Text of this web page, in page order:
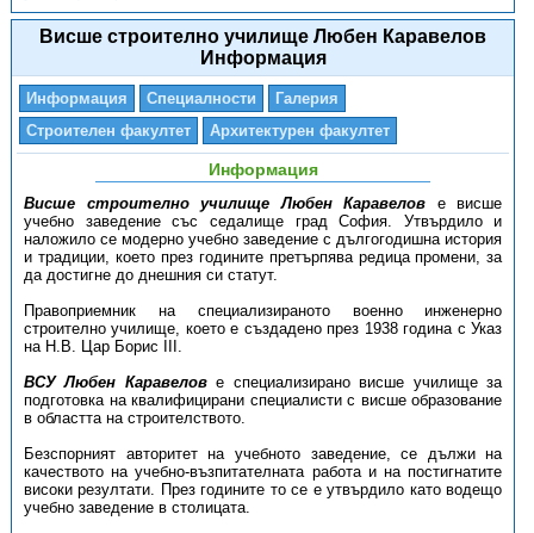
Висше строително училище Любен Каравелов
Информация
Информация Специалности
Галерия
Строителен факултет
Архитектурен факултет
Информация
Висше строително училище Любен Каравелов е висше
учебно заведение със седалище град София. Утвърдило и
наложило се модерно учебно заведение с дългогодишна история
и традиции, което през годините претърпява редица промени, за
да достигне до днешния си статут.
Правоприемник на специализираното военно инженерно
строително училище, което е създадено през 1938 година с Указ
на Н.В. Цар Борис III.
ВСУ Любен Каравелове специализирано висше училище за
подготовка на квалифицирани специалисти с висше образование
в областта на строителството.
Безспорният авторитет на учебното заведение, се дължи на
качеството на учебно-възпитателната работа и на постигнатите
високи резултати. През годините то се е утвърдило като водещо
учебно заведение в столицата.